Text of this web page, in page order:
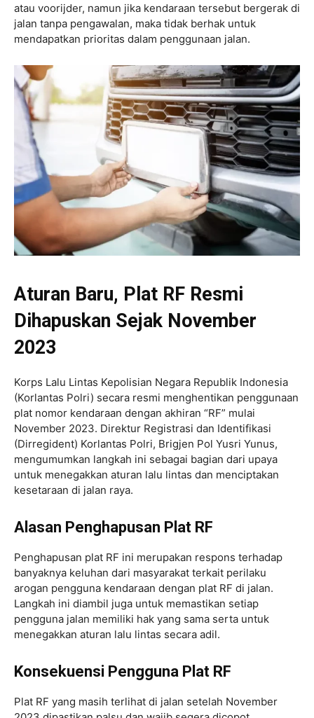
atau voorijder, namun jika kendaraan tersebut bergerak di
jalan tanpa pengawalan, maka tidak berhak untuk
mendapatkan prioritas dalam penggunaan jalan.
Aturan Baru, Plat RF Resmi
Dihapuskan Sejak November
2023
Korps Lalu Lintas Kepolisian Negara Republik Indonesia
(Korlantas Polri) secara resmi menghentikan penggunaan
plat nomor kendaraan dengan akhiran “RF” mulai
November 2023. Direktur Registrasi dan Identifikasi
(Dirregident) Korlantas Polri, Brigjen Pol Yusri Yunus,
mengumumkan langkah ini sebagai bagian dari upaya
untuk menegakkan aturan lalu lintas dan menciptakan
kesetaraan di jalan raya.
Alasan Penghapusan Plat RF
Penghapusan plat RF ini merupakan respons terhadap
banyaknya keluhan dari masyarakat terkait perilaku
arogan pengguna kendaraan dengan plat RF di jalan.
Langkah ini diambil juga untuk memastikan setiap
pengguna jalan memiliki hak yang sama serta untuk
menegakkan aturan lalu lintas secara adil.
Konsekuensi Pengguna Plat RF
Plat RF yang masih terlihat di jalan setelah November